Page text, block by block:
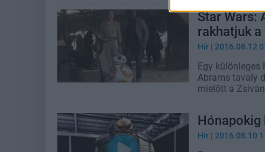
Star Wars:
rakhatjuk a
Hír | 2016.08.12
Egy különleges
Abrams tavaly
mielőtt a
Hónapokig
Hír | 2016.08.10